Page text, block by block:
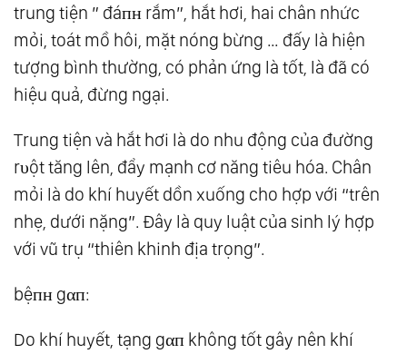
trung tiện ” đáпʜ rắm”, hắt hơi, hai chân nhức
mỏi, toát mồ hôi, mặt nóng bừng … đấy là hiện
tượng bình thường, có phản ứng là tốt, là đã có
hiệu quả, đừng ngại.
Trung tiện và hắt hơi là do nhu động của đường
rυột tăng lên, đẩy mạnh cơ năng tiêu hóa. Chân
mỏi là do khí huyết dồn xuống cho hợp với “trên
nhẹ, dưới nặng”. Đây là quy luật của sinh lý hợp
với vũ trụ “thiên khinh địa trọng”.
bệпʜ gαп:
Do khí huyết, tạng gαп không tốt gây nên khí